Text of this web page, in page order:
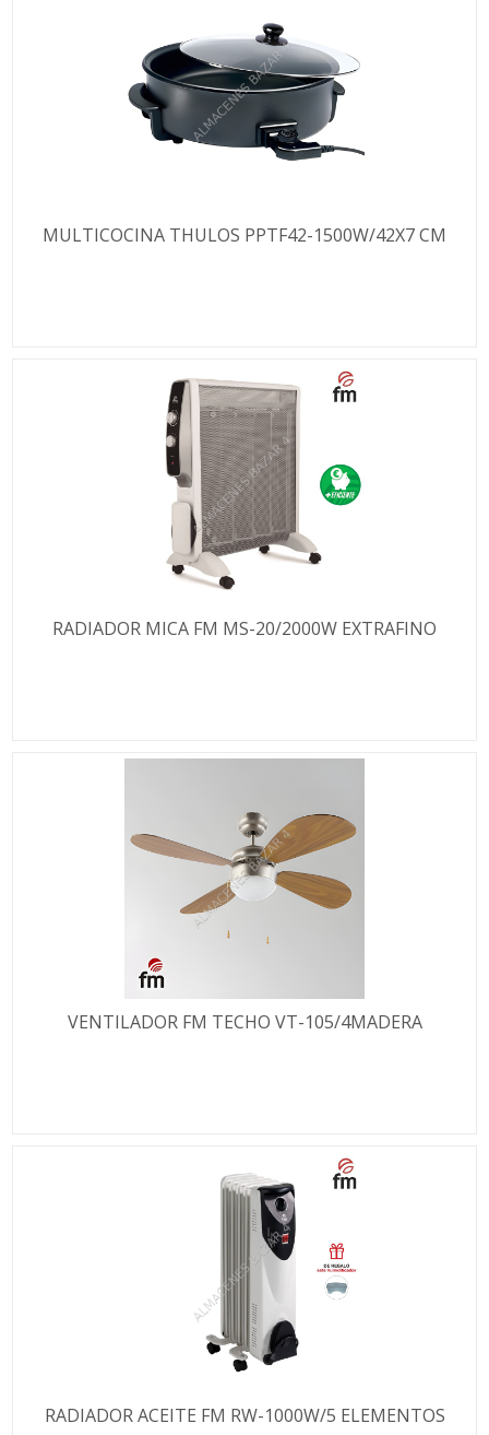
MULTICOCINA THULOS PPTF42-1500W/42X7 CM
RADIADOR MICA FM MS-20/2000W EXTRAFINO
VENTILADOR FM TECHO VT-105/4MADERA
RADIADOR ACEITE FM RW-1000W/5 ELEMENTOS